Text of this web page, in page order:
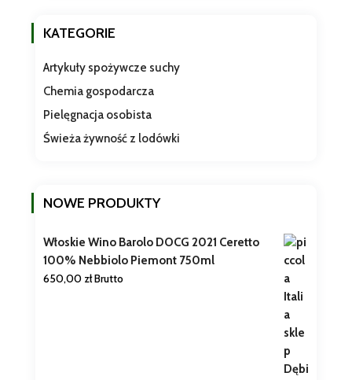
KATEGORIE
Artykuły spożywcze suchy
Chemia gospodarcza
Pielęgnacja osobista
Świeża żywność z lodówki
NOWE PRODUKTY
Włoskie Wino Barolo DOCG 2021 Ceretto
100% Nebbiolo Piemont 750ml
650,00 złBrutto